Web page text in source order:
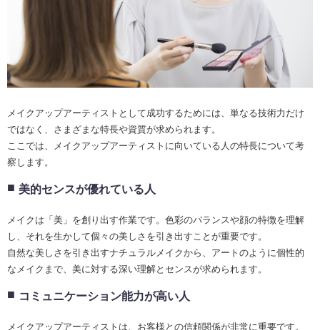
メイクアップアーティストとして成功するためには、単なる技術力だけ
ではなく、さまざまな特長や資質が求められます。
ここでは、メイクアップアーティストに向いている人の特長について考
察します。
美的センスが優れている人
メイクは「美」を創り出す作業です。色彩のバランスや顔の特徴を理解
し、それを生かして個々の美しさを引き出すことが重要です。
自然な美しさを引き出すナチュラルメイクから、アートのように個性的
なメイクまで、美に対する深い理解とセンスが求められます。
コミュニケーション能力が高い人
メイクアップアーティストは、お客様との信頼関係が非常に重要です。